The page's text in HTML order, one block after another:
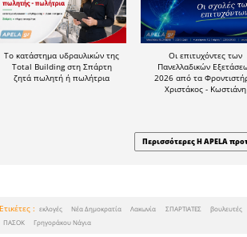
είναι:
•Ν.Δ.
Ν.Δ.
•ΠΑΣΟΚ